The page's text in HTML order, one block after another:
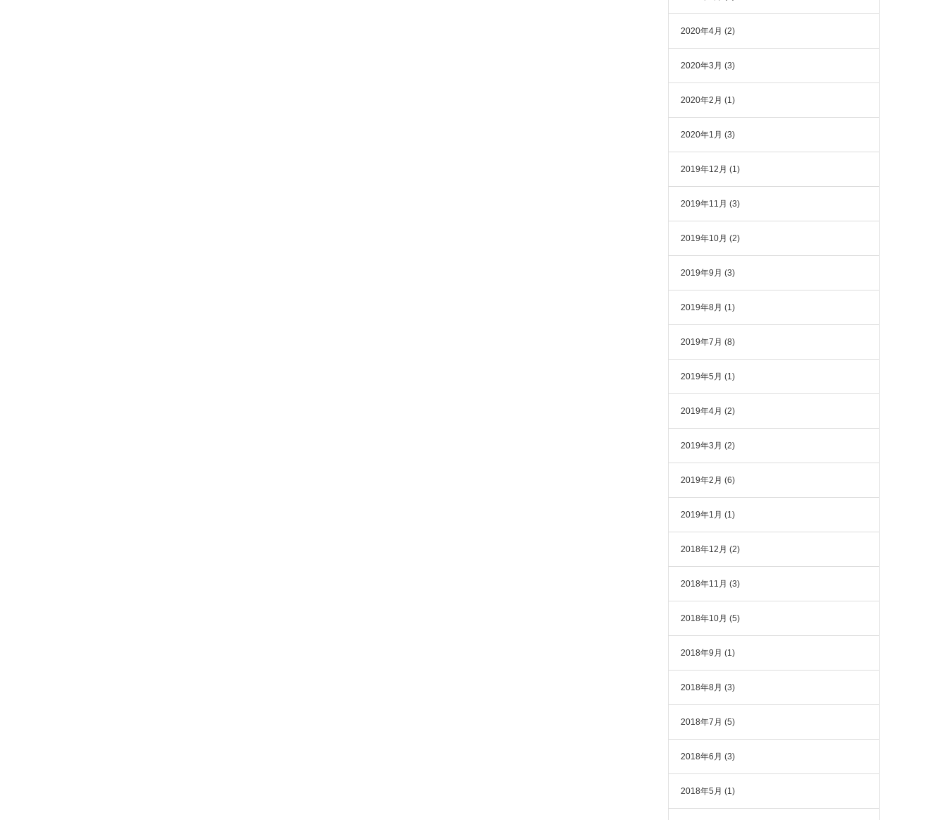
2020年4月 (2)
2020年3月 (3)
2020年2月 (1)
2020年1月 (3)
2019年12月 (1)
2019年11月 (3)
2019年10月 (2)
2019年9月 (3)
2019年8月 (1)
2019年7月 (8)
2019年5月 (1)
2019年4月 (2)
2019年3月 (2)
2019年2月 (6)
2019年1月 (1)
2018年12月 (2)
2018年11月 (3)
2018年10月 (5)
2018年9月 (1)
2018年8月 (3)
2018年7月 (5)
2018年6月 (3)
2018年5月 (1)